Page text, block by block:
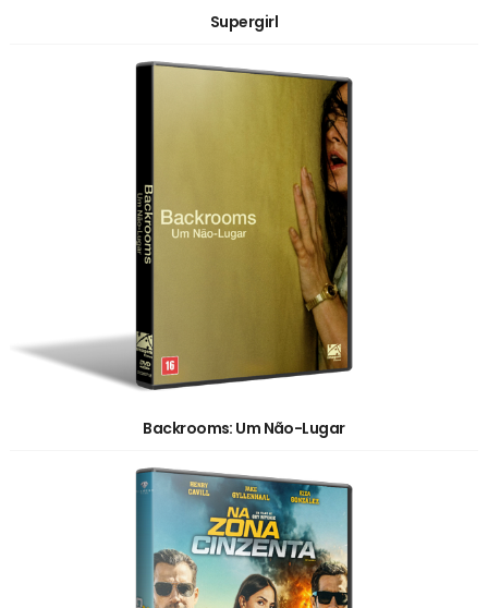
Supergirl
Backrooms: Um Não-Lugar